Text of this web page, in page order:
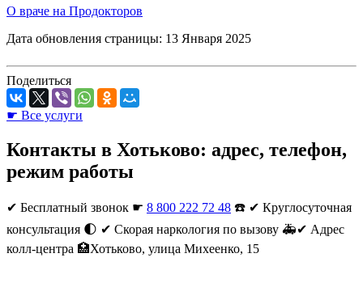
О враче на Продокторов
Дата обновления страницы: 13 Января 2025
Поделиться
☛ Все услуги
Контакты в Хотьково: адрес, телефон,
режим работы
✔︎ Бесплатный звонок ☛ 8 800 222 72 48 ☎️ ✔︎ Круглосуточная
консультация 🌓 ✔︎ Скорая наркология по вызову 🚑✔︎ Адрес
колл-центра 🏥Хотьково, улица Михеенко, 15